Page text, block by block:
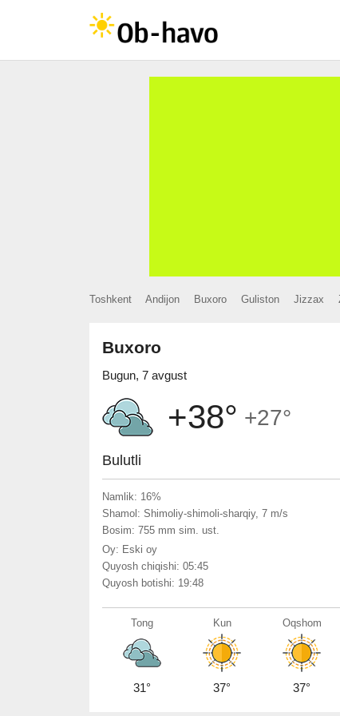
Toshkent Andijon Buxoro Guliston Jizzax
Buxoro
Bugun, 7 avgust
+38° +27°
Bulutli
Namlik: 16%
Shamol: Shimoliy-shimoli-sharqiy, 7 m/s
Bosim: 755 mm sim. ust.
Oy: Eski oy
Quyosh chiqishi: 05:45
Quyosh botishi: 19:48
Tong
31°
Kun
37°
Oqshom
37°